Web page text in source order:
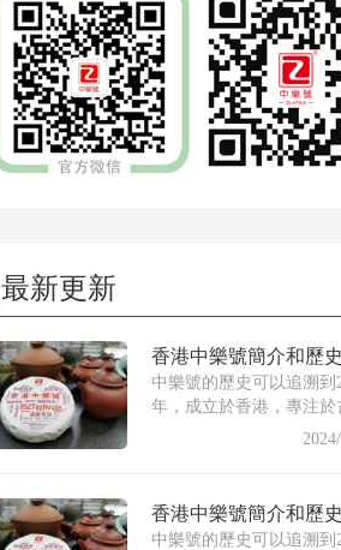
最新更新
香港中樂號簡介和歷史
中樂號的歷史可以追溯到
年，成立於香港，專注於
洱茶的製作與推廣。創始
香港中樂號簡介和歷史
中樂號的歷史可以追溯到